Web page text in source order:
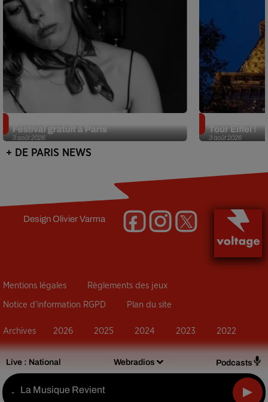
Live : National Webradios Podcasts
- La Musique Revient
3 août 2026
Festival gratuit à Paris
3 août 2026
Tour Eiffel !
+ DE PARIS NEWS
DesignOlivier Varma
Mentions légales Règlements des jeux
Notice d’information RGPD Plan du site
Archives 2026 2025 2024 2023 2022